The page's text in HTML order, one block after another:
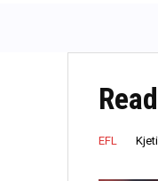
EFL